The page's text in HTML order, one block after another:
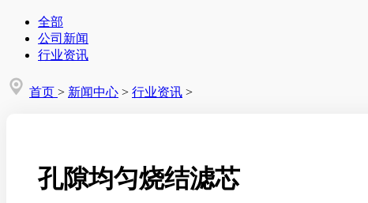
全部
公司新闻
行业资讯
首页 > 新闻中心 > 行业资讯 >
孔隙均匀烧结滤芯